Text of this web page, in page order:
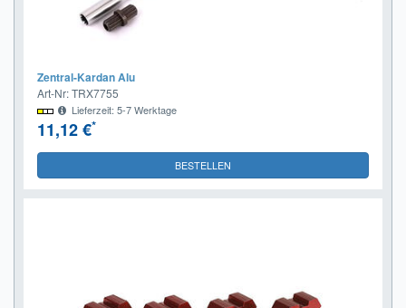
Zentral-Kardan Alu
Art-Nr: TRX7755
Lieferzeit: 5-7 Werktage
11,12 €*
BESTELLEN